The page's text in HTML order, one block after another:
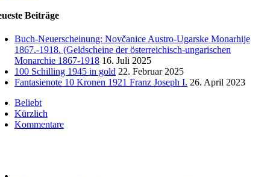
Beiträge
Buch-Neuerscheinung: Novčanice Austro-Ugarske Monarhije
1867.-1918. (Geldscheine der österreichisch-ungarischen
Monarchie 1867-1918 16. Juli 2025
100 Schilling 1945 in gold 22. Februar 2025
Fantasienote 10 Kronen 1921 Franz Joseph I. 26. April 2023
Beliebt
Kürzlich
Kommentare